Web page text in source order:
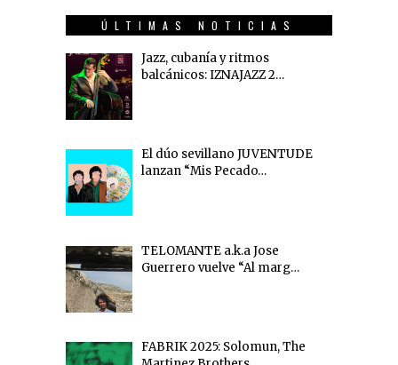
ÚLTIMAS NOTICIAS
Jazz, cubanía y ritmos
balcánicos: IZNAJAZZ 2…
El dúo sevillano JUVENTUDE
lanzan “Mis Pecado…
TELOMANTE a.k.a Jose
Guerrero vuelve “Al marg…
FABRIK 2025: Solomun, The